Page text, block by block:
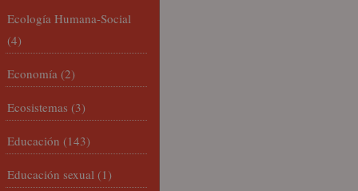
Ecología Humana-Social
(4)
Economía (2)
Ecosistemas (3)
Educación (143)
Educación sexual (1)